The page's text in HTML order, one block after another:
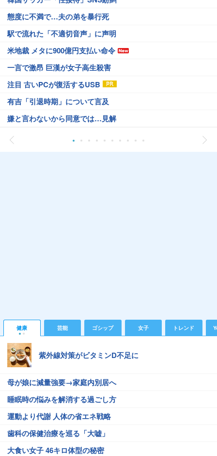
態度に不満で…夫の弟を暴行死
駅で流れた「不適切音声」に声明
米地裁 メタに900億円支払い命令
一言で激昂 巨漢が女子高生殺害
注目 古いPCが復活するUSB
有吉「引退時期」について言及
嫌と言わないから同意では…見解
健康 芸能 ゴシップ 女子 トレンド
紫外線対策がビタミンD不足に
母が娘に減量強要→家庭内別居へ
睡眠時の悩みを解消する過ごし方
運動より代謝 人体の省エネ戦略
歯科の保健治療を巡る「大嘘」
大食い女子 46キロ体型の秘密